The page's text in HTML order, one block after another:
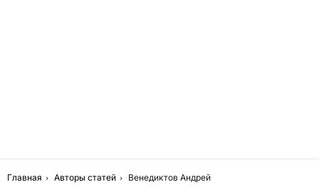
Главная Авторы статей Венедиктов Андрей